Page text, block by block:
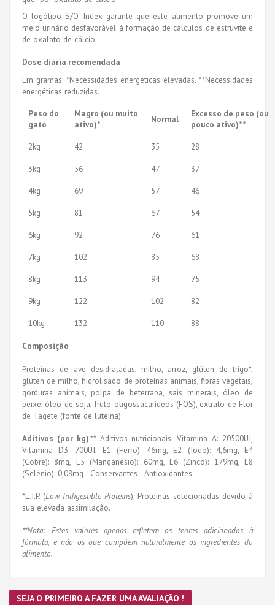
O logótipo S/O Index garante que este alimento promove um
meio urinário desfavorável à formação de cálculos de estruvite e
de oxalato de cálcio.
Dose diária recomendada
Em gramas: *Necessidades energéticas elevadas. **Necessidades
energéticas reduzidas.
Peso do
gato
Magro (ou muito
ativo)*
Normal
Excesso de peso (ou
pouco ativo)**
2kg
42 35
28
3kg
56 47
37
4kg
69 57
46
5kg
81 67
54
6kg
92 76
61
7kg
102 85
68
8kg
113 94
75
9kg
122 102
82
10kg
132 110 88
Composição
Proteínas de ave desidratadas, milho, arroz, glúten de trigo*,
glúten de milho, hidrolisado de proteínas animais, fibras vegetais,
gorduras animais, polpa de beterraba, sais minerais, óleo de
peixe, óleo de soja, fruto-oligossacarídeos (FOS), extrato de Flor
de Tagete (fonte de luteína)
Aditivos (por kg):** Aditivos nutricionais: Vitamina A: 20500UI,
Vitamina D3: 700UI, E1 (Ferro): 46mg, E2 (Iodo): 4,6mg, E4
(Cobre): 8mg, E5 (Manganésio): 60mg, E6 (Zinco): 179mg, E8
(Selénio): 0,08mg - Conservantes - Antioxidantes.
*L.I.P. (Low Indigestible Proteins): Proteínas selecionadas devido à
sua elevada assimilação.
**Nota: Estes valores apenas refletem os teores adicionados à
fórmula, e não os que compõem naturalmente os ingredientes do
alimento.
SEJA O PRIMEIRO A FAZER UMA AVALIAÇÃO !